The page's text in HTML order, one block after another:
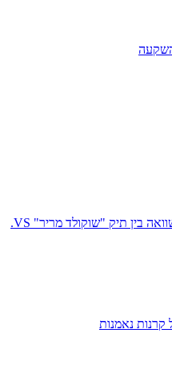
אג"ח, החלק הסולידי בתיק - השוואה בין תיק "שוקולד מריר" VS.
נאמנות